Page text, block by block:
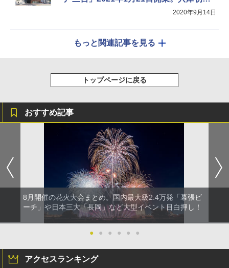
2020年9月14日
もっと関連記事を見る
トップページに戻る
おすすめ記事
8月開催の花火大会まとめ。国内最大級2.4万発「幕張ビ
ーチ」や日本三大「長岡」など大型イベント目白押し！
● ● ● ● ● ●
アクセスランキング